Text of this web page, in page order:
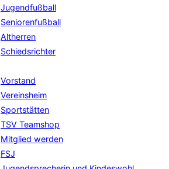
Jugendfußball
Seniorenfußball
Altherren
Schiedsrichter
Vorstand
Vereinsheim
Sportstätten
TSV Teamshop
Mitglied werden
FSJ